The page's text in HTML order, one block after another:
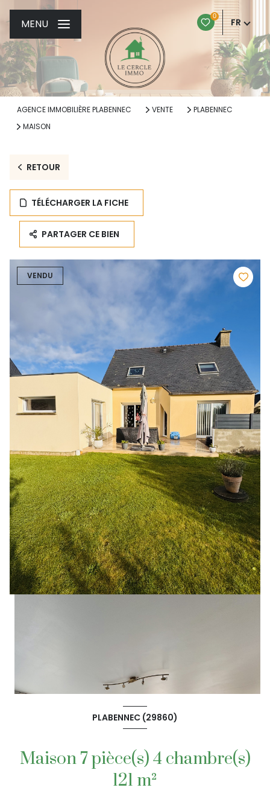
0
FR
MENU
AGENCE IMMOBILIÈRE PLABENNEC VENTE
PLABENNEC
MAISON
RETOUR
TÉLÉCHARGER LA FICHE
PARTAGER CE BIEN
VENDU
PLABENNEC (29860)
Maison 7 pièce(s) 4 chambre(s)
121 m²